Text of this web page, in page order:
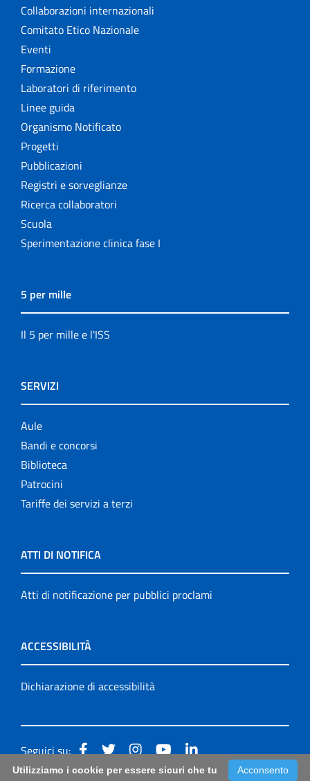
Collaborazioni internazionali
Comitato Etico Nazionale
Eventi
Formazione
Laboratori di riferimento
Linee guida
Organismo Notificato
Progetti
Pubblicazioni
Registri e sorveglianze
Ricerca collaboratori
Scuola
Sperimentazione clinica fase I
5 per mille
Il 5 per mille e l'ISS
SERVIZI
Aule
Bandi e concorsi
Biblioteca
Patrocini
Tariffe dei servizi a terzi
ATTI DI NOTIFICA
Atti di notificazione per pubblici proclami
ACCESSIBILITÀ
Dichiarazione di accessibilità
Seguici su:
Acconsento
Utilizziamo i cookie per essere sicuri che tu